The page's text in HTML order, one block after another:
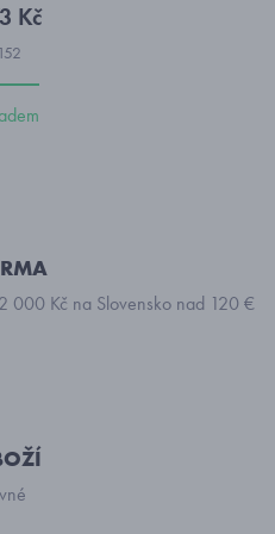
Kč
152
000 Kč na Slovensko nad 120 €